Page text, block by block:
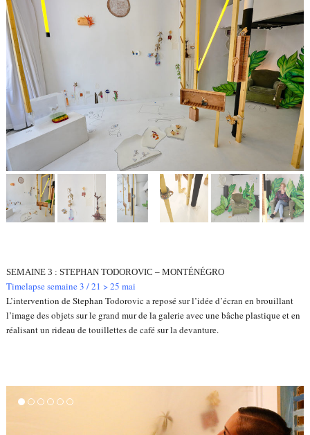
SEMAINE 3 : STEPHAN TODOROVIC – MONTÉNÉGRO
Timelapse semaine 3 / 21 > 25 mai
L’intervention de Stephan Todorovic a reposé sur l’idée d’écran en brouillant
l’image des objets sur le grand mur de la galerie avec une bâche plastique et en
réalisant un rideau de touillettes de café sur la devanture.